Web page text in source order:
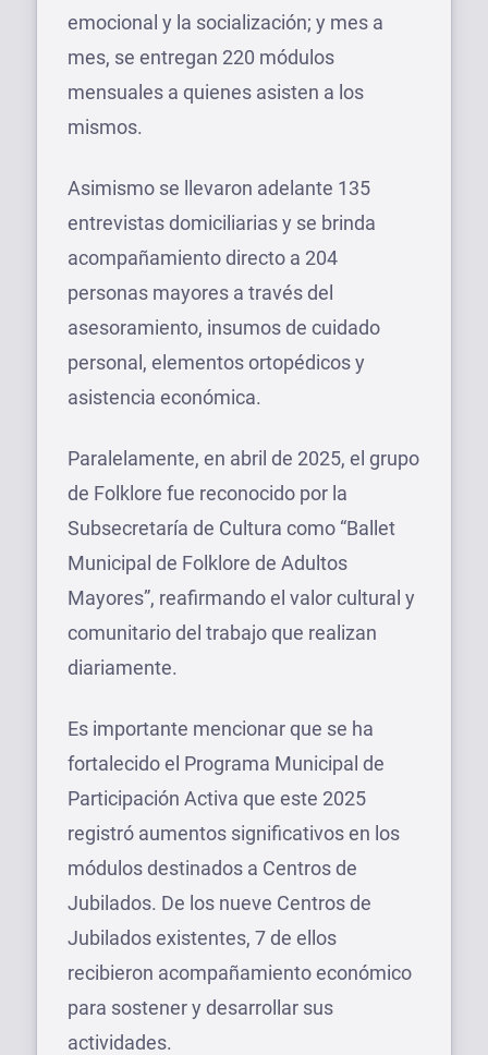
emocional y la socialización; y mes a
mes, se entregan 220 módulos
mensuales a quienes asisten a los
mismos.
Asimismo se llevaron adelante 135
entrevistas domiciliarias y se brinda
acompañamiento directo a 204
personas mayores a través del
asesoramiento, insumos de cuidado
personal, elementos ortopédicos y
asistencia económica.
Paralelamente, en abril de 2025, el grupo
de Folklore fue reconocido por la
Subsecretaría de Cultura como “Ballet
Municipal de Folklore de Adultos
Mayores”, reafirmando el valor cultural y
comunitario del trabajo que realizan
diariamente.
Es importante mencionar que se ha
fortalecido el Programa Municipal de
Participación Activa que este 2025
registró aumentos significativos en los
módulos destinados a Centros de
Jubilados. De los nueve Centros de
Jubilados existentes, 7 de ellos
recibieron acompañamiento económico
para sostener y desarrollar sus
actividades.